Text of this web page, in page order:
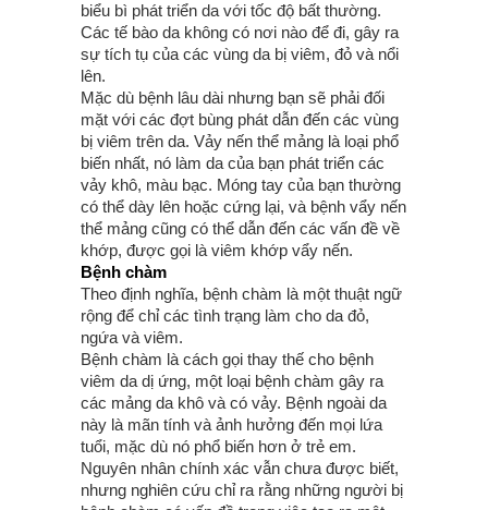
biểu bì phát triển da với tốc độ bất thường.
Các tế bào da không có nơi nào để đi, gây ra
sự tích tụ của các vùng da bị viêm, đỏ và nổi
lên.
Mặc dù bệnh lâu dài nhưng bạn sẽ phải đối
mặt với các đợt bùng phát dẫn đến các vùng
bị viêm trên da. Vảy nến thể mảng là loại phổ
biến nhất, nó làm da của bạn phát triển các
vảy khô, màu bạc. Móng tay của bạn thường
có thể dày lên hoặc cứng lại, và bệnh vẩy nến
thể mảng cũng có thể dẫn đến các vấn đề về
khớp, được gọi là viêm khớp vẩy nến.
Bệnh chàm
Theo định nghĩa, bệnh chàm là một thuật ngữ
rộng để chỉ các tình trạng làm cho da đỏ,
ngứa và viêm.
Bệnh chàm là cách gọi thay thế cho bệnh
viêm da dị ứng, một loại bệnh chàm gây ra
các mảng da khô và có vảy. Bệnh ngoài da
này là mãn tính và ảnh hưởng đến mọi lứa
tuổi, mặc dù nó phổ biến hơn ở trẻ em.
Nguyên nhân chính xác vẫn chưa được biết,
nhưng nghiên cứu chỉ ra rằng những người bị